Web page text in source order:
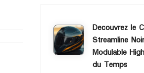
Decouvrez le
Streamline
Modulable
du Temps